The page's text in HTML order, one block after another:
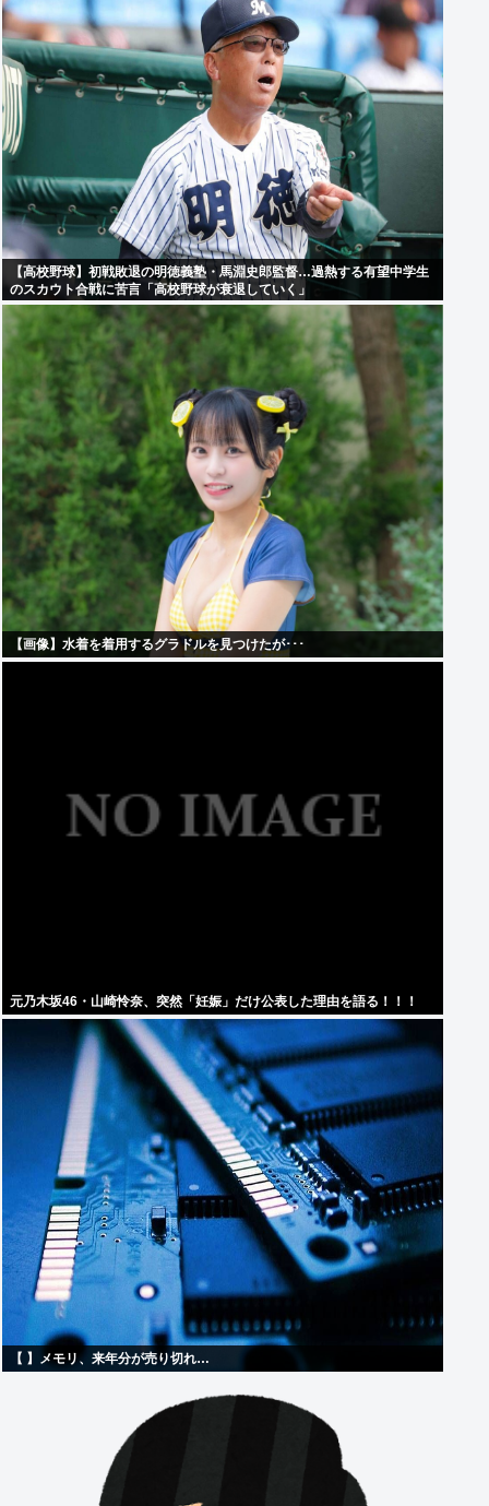
【高校野球】初戦敗退の明徳義塾・馬淵史郎監督…過熱する有望中学生
のスカウト合戦に苦言「高校野球が衰退していく」
【画像】水着を着用するグラドルを見つけたが･･･
元乃木坂46・山崎怜奈、突然「妊娠」だけ公表した理由を語る！！！
【 】メモリ、来年分が売り切れ…